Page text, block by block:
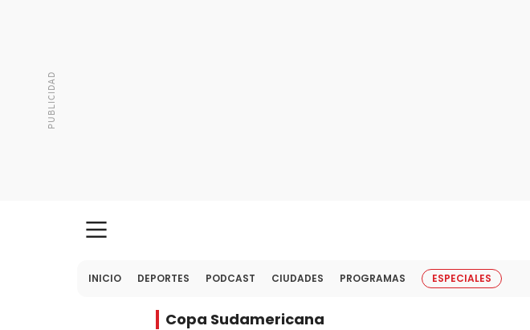
INICIO DEPORTES PODCAST CIUDADES PROGRAMAS ESPECIALES
Copa Sudamericana